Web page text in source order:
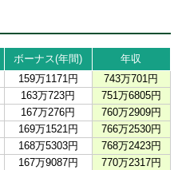
ボーナス(年間)
年収
159万1171円
743万701円
163万723円
751万6805円
167万276円
760万2909円
169万1521円
766万2530円
168万5303円
768万2423円
167万9087円
770万2317円